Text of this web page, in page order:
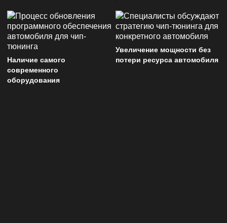
Наличие самого
современного
оборудования
Увеличение мощности без
потери ресурса автомобиля